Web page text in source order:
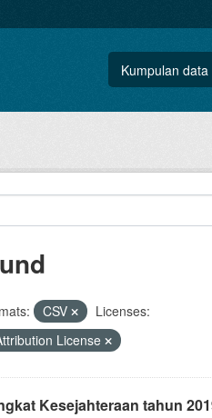
Kumpulan data
CSV
Licenses:
License
Kesejahteraan tahun